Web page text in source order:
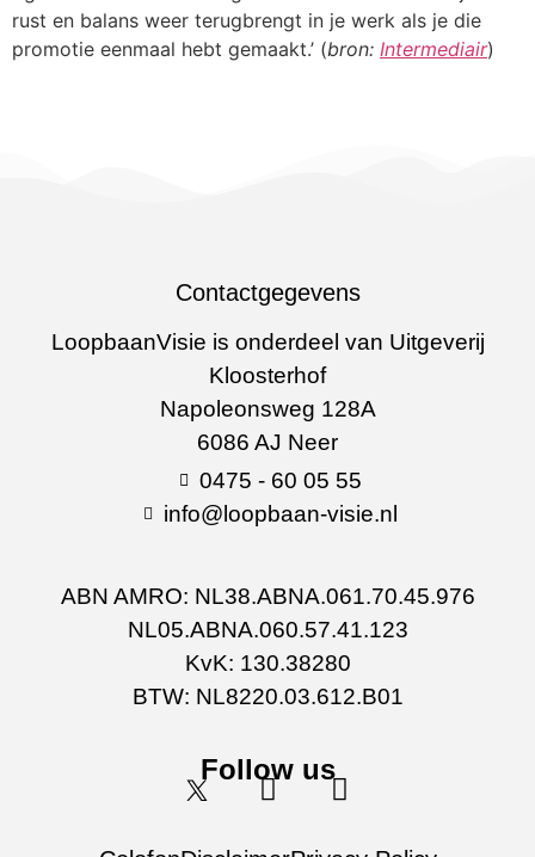
rust en balans weer terugbrengt in je werk als je die
promotie eenmaal hebt gemaakt.’ (bron: Intermediair)
Contactgegevens
LoopbaanVisie is onderdeel van Uitgeverij
Kloosterhof
Napoleonsweg 128A
6086 AJ Neer
0475 - 60 05 55
info@loopbaan-visie.nl
ABN AMRO: NL38.ABNA.061.70.45.976
NL05.ABNA.060.57.41.123
KvK: 130.38280
BTW: NL8220.03.612.B01
Follow us